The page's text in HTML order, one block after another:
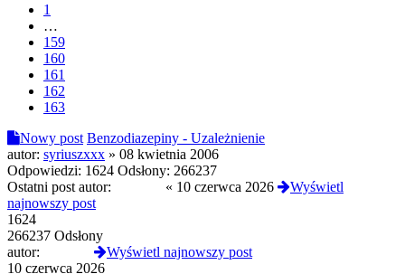
1
…
159
160
161
162
163
Nowy post Benzodiazepiny - Uzależnienie
autor: syriuszxxx » 08 kwietnia 2006
Odpowiedzi: 1624 Odsłony: 266237
Ostatni post autor:
« 10 czerwca 2026
Wyświetl
najnowszy post
1624
266237 Odsłony
autor:
Wyświetl najnowszy post
10 czerwca 2026